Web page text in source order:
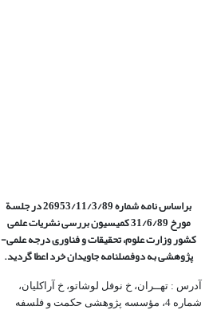
براساس نامه شماره 26953/11/3/89 در جلسة
مورخ 31/6/89 کمیسیون
بررسی نشریات علمی
کشور وزارت علوم، تحقیقات و فناوری درجه علمی‌-
پژوهشیبه دوفصلنامه جاویدان خرد اعطا گردید.
آدرس : تهــران، خ نوفل لوشاتو، خ آراکلیان،
شماره 4،‌ مؤسسه پژوهشی حکمت و فلسفه